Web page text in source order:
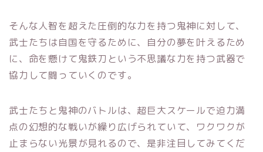
そんな人智を超えた圧倒的な力を持つ鬼神に対して、
武士たちは自国を守るために、自分の夢を叶えるため
に、命を懸けて鬼鉄刀という不思議な力を持つ武器で
協力して闘っていくのです。
武士たちと鬼神のバトルは、超巨大スケールで迫力満
点の幻想的な戦いが繰り広げられていて、ワクワクが
止まらない光景が見れるので、是非注目してみてくだ